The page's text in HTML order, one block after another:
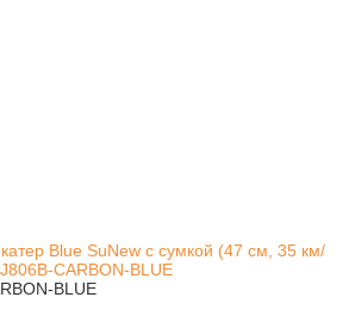
Blue SuNew с сумкой (47 см, 35 км/
CARBON-BLUE
BLUE